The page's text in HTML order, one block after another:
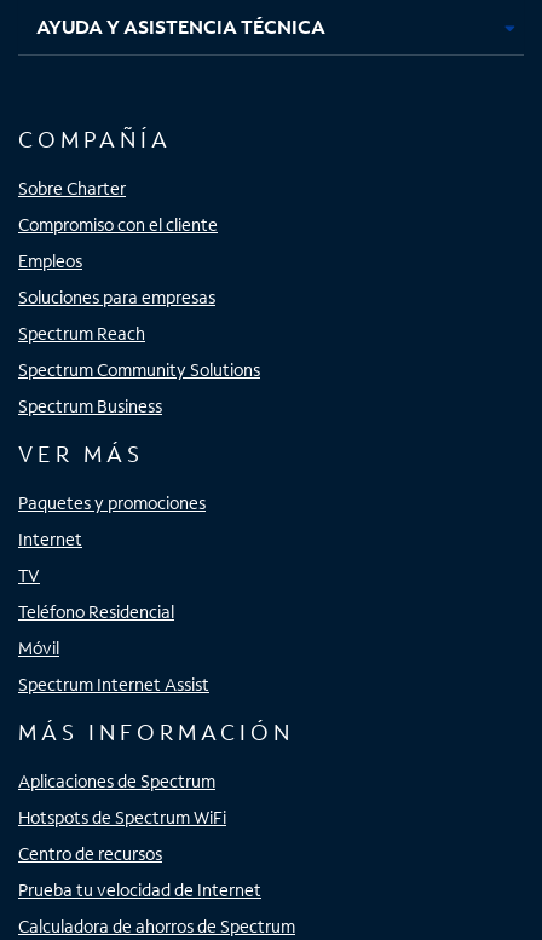
AYUDA Y ASISTENCIA TÉCNICA
COMPAÑÍA
Sobre Charter
Compromiso con el cliente
Empleos
Soluciones para empresas
Spectrum Reach
Spectrum Community Solutions
Spectrum Business
VER MÁS
Paquetes y promociones
Internet
TV
Teléfono Residencial
Móvil
Spectrum Internet Assist
MÁS INFORMACIÓN
Aplicaciones de Spectrum
Hotspots de Spectrum WiFi
Centro de recursos
Prueba tu velocidad de Internet
Calculadora de ahorros de Spectrum